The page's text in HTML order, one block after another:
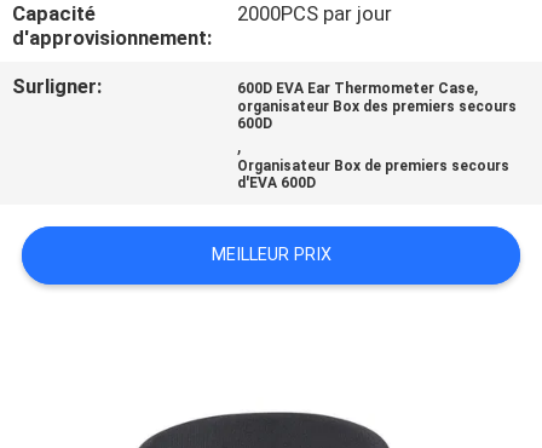
POLICY
Capacité
d'approvisionnement:
2000PCS par jour
Surligner: 600D EVA Ear Thermometer Case,
organisateur Box des premiers secours
600D
,
Organisateur Box de premiers secours
d'EVA 600D
MEILLEUR PRIX